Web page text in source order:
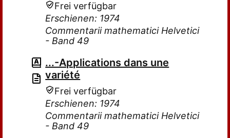
Frei verfügbar
Erschienen: 1974
Commentarii mathematici Helvetici
- Band 49
...-Applications dans une
variété
Frei verfügbar
Erschienen: 1974
Commentarii mathematici Helvetici
- Band 49